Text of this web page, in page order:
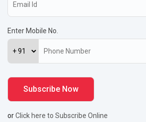
Enter Mobile No.
orClick here to Subscribe Online